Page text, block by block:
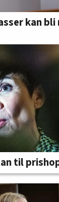
kan
til